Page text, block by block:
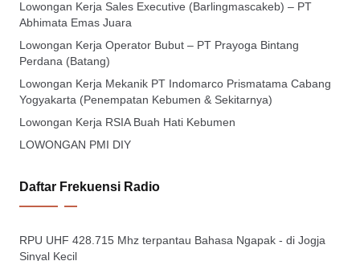
Lowongan Kerja Sales Executive (Barlingmascakeb) – PT
Abhimata Emas Juara
Lowongan Kerja Operator Bubut – PT Prayoga Bintang
Perdana (Batang)
Lowongan Kerja Mekanik PT Indomarco Prismatama Cabang
Yogyakarta (Penempatan Kebumen & Sekitarnya)
Lowongan Kerja RSIA Buah Hati Kebumen
LOWONGAN PMI DIY
Daftar Frekuensi Radio
RPU UHF 428.715 Mhz terpantau Bahasa Ngapak - di Jogja
Sinyal Kecil